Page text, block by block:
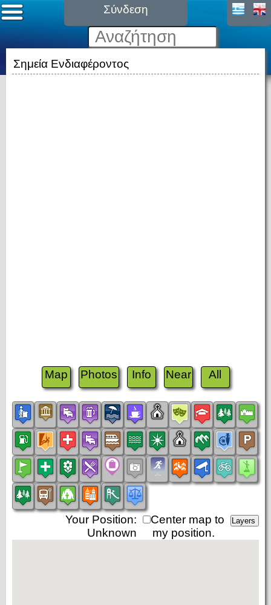
Σύνδεση
Σημεία Ενδιαφέροντος
Map Photos Info Near All
Center map to
my position.
Your Position:
Unknown